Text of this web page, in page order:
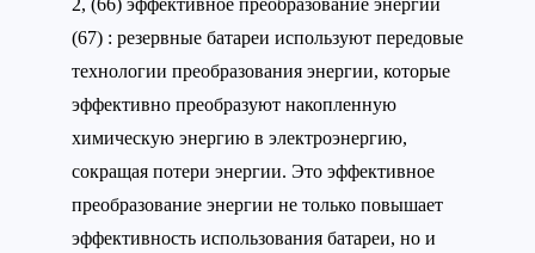
(67) : резервные батареи используют передовые
технологии преобразования энергии, которые
эффективно преобразуют накопленную
химическую энергию в электроэнергию,
сокращая потери энергии. Это эффективное
преобразование энергии не только повышает
эффективность использования батареи, но и